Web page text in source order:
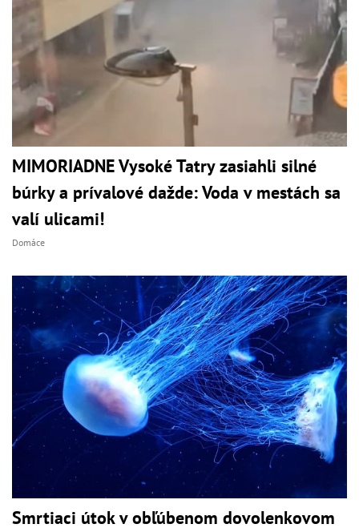
MIMORIADNE Vysoké Tatry zasiahli silné
búrky a prívalové dažde: Voda v mestách sa
valí ulicami!
Domáce
Smrtiaci útok v obľúbenom dovolenkovom